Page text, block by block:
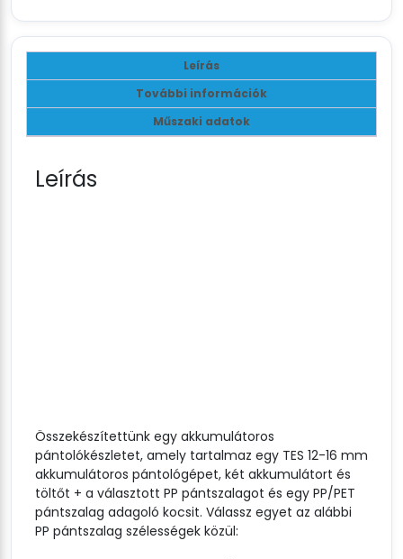
Leírás
További információk
Műszaki adatok
Leírás
Összekészítettünk egy akkumulátoros
pántolókészletet, amely tartalmaz egy TES 12-16 mm
akkumulátoros pántológépet, két akkumulátort és
töltőt + a választott PP pántszalagot és egy PP/PET
pántszalag adagoló kocsit. Válassz egyet az alábbi
PP pántszalag szélességek közül: